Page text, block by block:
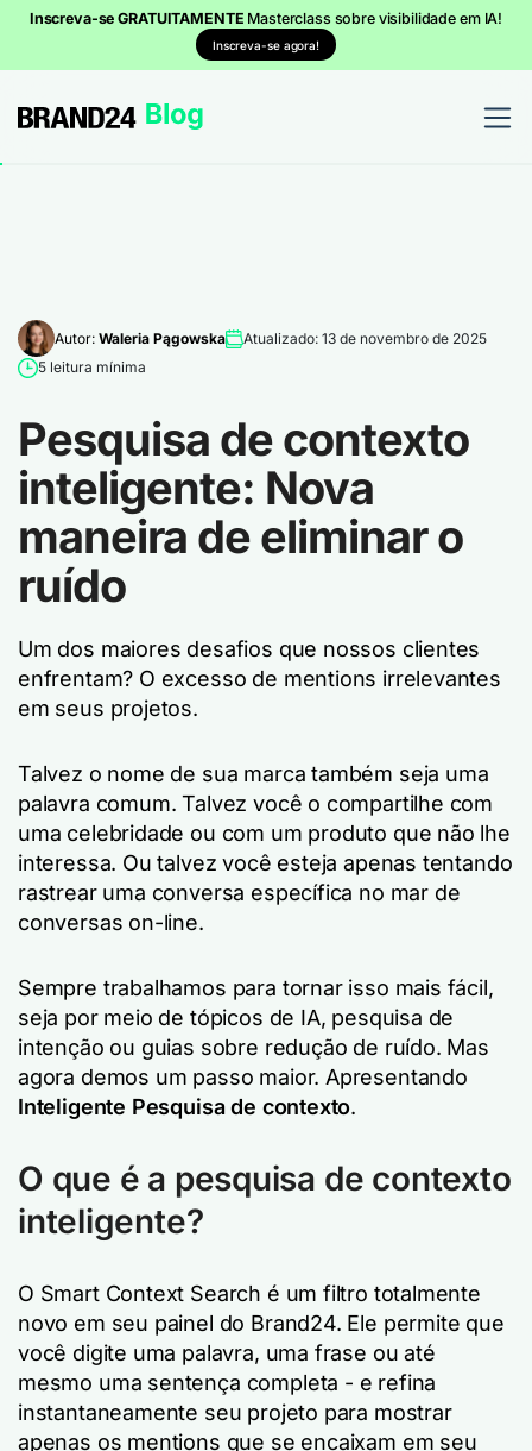
Inscreva-se GRATUITAMENTE Masterclass sobre visibilidade em IA!
Inscreva-se agora!
Autor: Waleria Pągowska
Atualizado: 13 de novembro de 2025
5 leitura mínima
Pesquisa de contexto
inteligente: Nova
maneira de eliminar o
ruído
Um dos maiores desafios que nossos clientes
enfrentam? O excesso de mentions irrelevantes
em seus projetos.
Talvez o nome de sua marca também seja uma
palavra comum. Talvez você o compartilhe com
uma celebridade ou com um produto que não lhe
interessa. Ou talvez você esteja apenas tentando
rastrear uma conversa específica no mar de
conversas on-line.
Sempre trabalhamos para tornar isso mais fácil,
seja por meio de tópicos de IA, pesquisa de
intenção ou guias sobre redução de ruído. Mas
agora demos um passo maior. Apresentando
Inteligente Pesquisa de contexto.
O que é a pesquisa de contexto
inteligente?
O Smart Context Search é um filtro totalmente
novo em seu painel do Brand24. Ele permite que
você digite uma palavra, uma frase ou até
mesmo uma sentença completa - e refina
instantaneamente seu projeto para mostrar
apenas os mentions que se encaixam em seu